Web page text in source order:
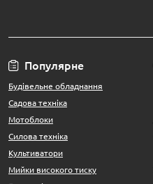
Популярне
Будівельне обладнання
Садова техніка
Мотоблоки
Силова техніка
Культиватори
Мийки високого тиску